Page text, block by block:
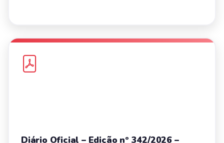
Diário Oficial – Edição nº 342/2026 –